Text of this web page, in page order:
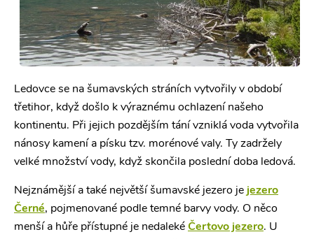
Ledovce se na šumavských stráních vytvořily v období
třetihor, když došlo k výraznému ochlazení našeho
kontinentu. Při jejich pozdějším tání vzniklá voda vytvořila
nánosy kamení a písku tzv. morénové valy. Ty zadržely
velké množství vody, když skončila poslední doba ledová.
Nejznámější a také největší šumavské jezero je jezero
Černé, pojmenované podle temné barvy vody. O něco
menší a hůře přístupné je nedaleké Čertovo jezero. U